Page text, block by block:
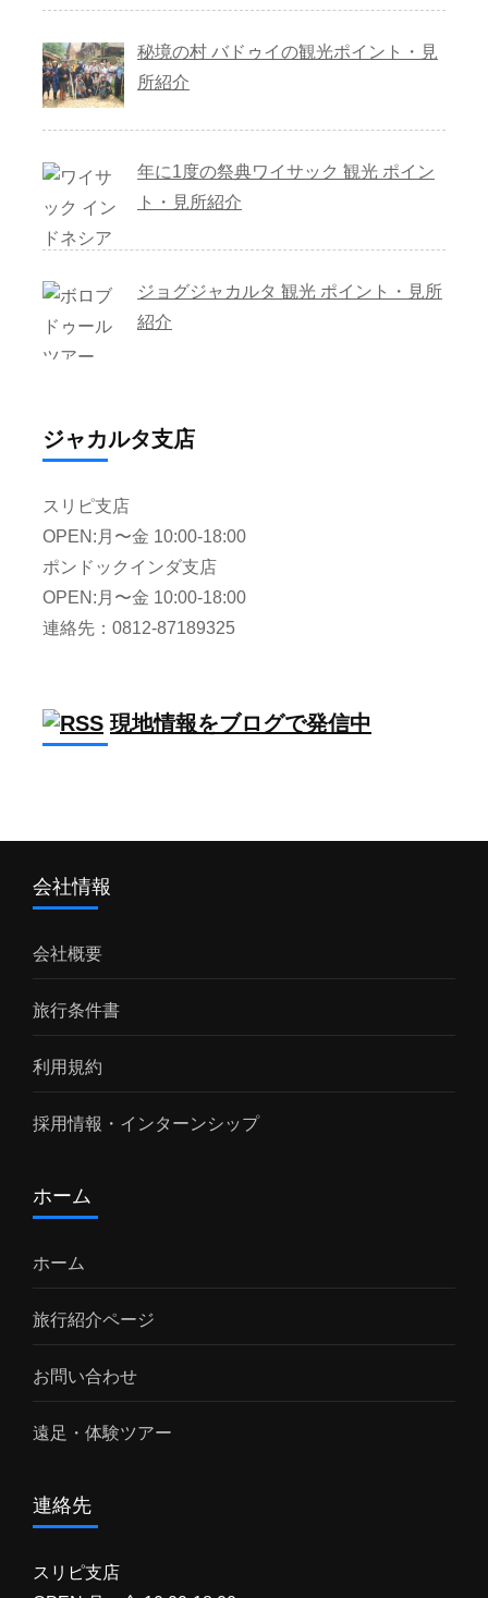
秘境の村 バドゥイの観光ポイント・見
所紹介
年に1度の祭典ワイサック 観光 ポイン
ト・見所紹介
ジョグジャカルタ 観光 ポイント・見所
紹介
ジャカルタ支店
スリピ支店
OPEN:月〜金 10:00-18:00
ポンドックインダ支店
OPEN:月〜金 10:00-18:00
連絡先：0812-87189325
現地情報をブログで発信中
会社情報
会社概要
旅行条件書
利用規約
採用情報・インターンシップ
ホーム
ホーム
旅行紹介ページ
お問い合わせ
遠足・体験ツアー
連絡先
スリピ支店